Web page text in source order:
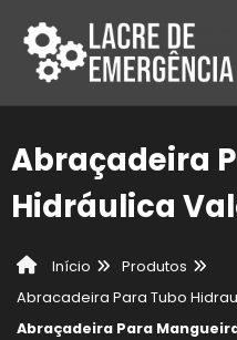
Abraçadeira
Hidráulica
Início
Produtos
Abracadeira Para Tubo
Abraçadeira Para